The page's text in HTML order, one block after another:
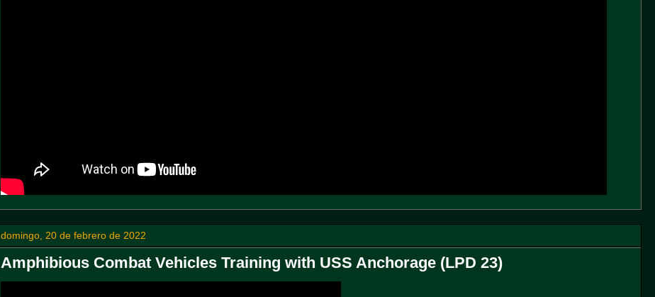
domingo, 20 de febrero de 2022
Amphibious Combat Vehicles Training with USS Anchorage (LPD 23)